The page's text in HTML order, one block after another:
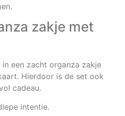
zakje met
een zacht organza zakje
Hierdoor is de set ook
cadeau.
intentie.